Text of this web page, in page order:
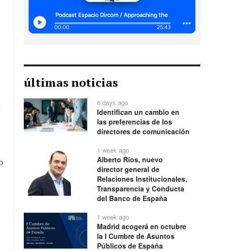
últimas noticias
6 days ago
Identifican un cambio en
las preferencias de los
directores de comunicación
1 week ago
Alberto Ríos, nuevo
director general de
Relaciones Institucionales,
Transparencia y Conducta
del Banco de España
1 week ago
Madrid acogerá en octubre
la I Cumbre de Asuntos
Públicos de España